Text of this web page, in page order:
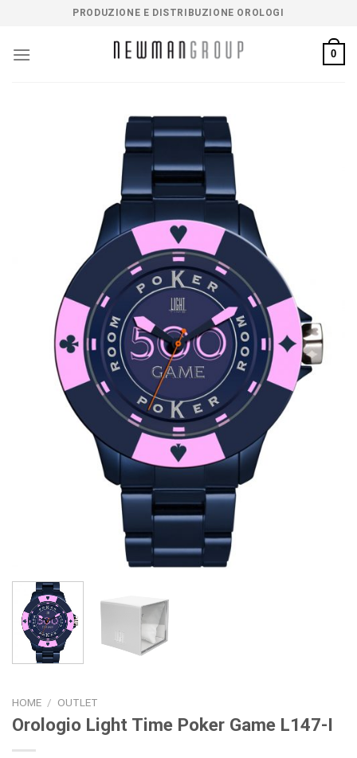
contenuti
PRODUZIONE E DISTRIBUZIONE OROLOGI
0
HOME / OUTLET
Orologio Light Time Poker Game L147-I